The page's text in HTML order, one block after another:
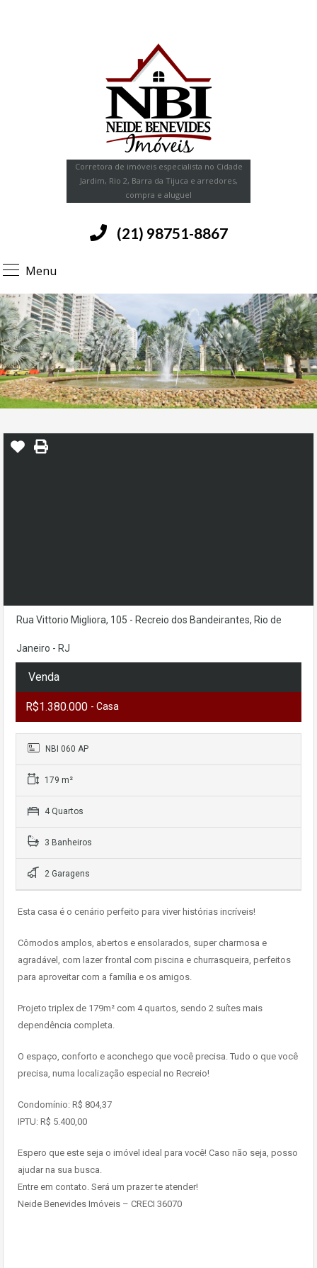
Corretora de imóveis especialista no Cidade
Jardim, Rio 2, Barra da Tijuca e arredores,
compra e aluguel
Menu
(21) 98751-8867
Rua Vittorio Migliora, 105 - Recreio dos Bandeirantes, Rio de
Janeiro - RJ
Venda
R$1.380.000 - Casa
NBI 060 AP
179 m²
4 Quartos
3 Banheiros
2 Garagens
Esta casa é o cenário perfeito para viver histórias incríveis!
Cômodos amplos, abertos e ensolarados, super charmosa e
agradável, com lazer frontal com piscina e churrasqueira, perfeitos
para aproveitar com a família e os amigos.
Projeto triplex de 179m² com 4 quartos, sendo 2 suítes mais
dependência completa.
O espaço, conforto e aconchego que você precisa. Tudo o que você
precisa, numa localização especial no Recreio!
Condomínio: R$ 804,37
IPTU: R$ 5.400,00
Espero que este seja o imóvel ideal para você! Caso não seja, posso
ajudar na sua busca.
Entre em contato. Será um prazer te atender!
Neide Benevides Imóveis – CRECI 36070